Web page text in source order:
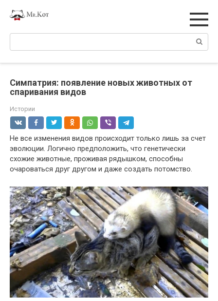
Поиск:
Симпатрия: появление новых животных от
спаривания видов
Истории
Не все изменения видов происходит только лишь за счет
эволюции. Логично предположить, что генетически
схожие животные, проживая рядышком, способны
очароваться друг другом и даже создать потомство.